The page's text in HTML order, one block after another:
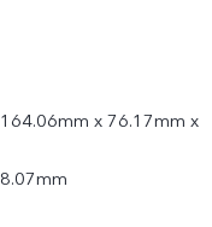
164.06mm x 76.17mm x
8.07mm